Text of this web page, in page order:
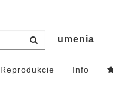
umenia
Reprodukcie Info